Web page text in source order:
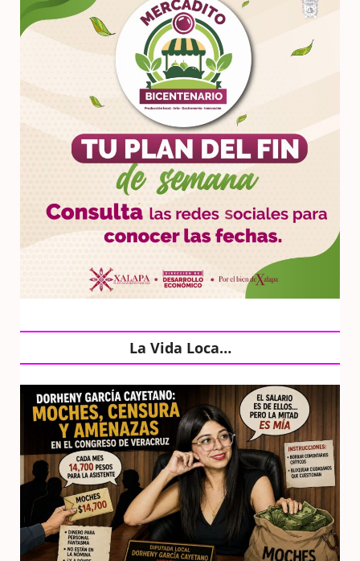
La Vida Loca…